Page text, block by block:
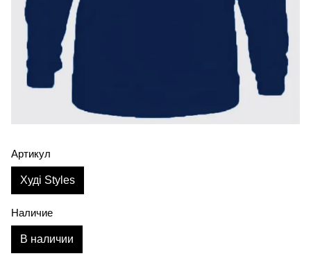
Артикул
Худі Styles
Наличие
В наличии